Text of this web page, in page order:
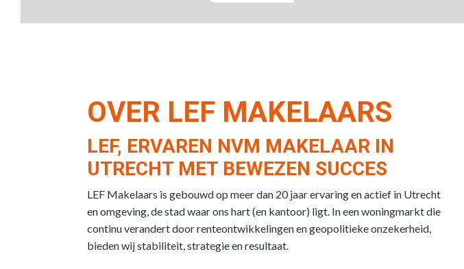
OVER LEF MAKELAARS
LEF, ERVAREN NVM MAKELAAR IN
UTRECHT MET BEWEZEN SUCCES
LEF Makelaars is gebouwd op meer dan 20 jaar ervaring en actief in Utrecht
en omgeving, de stad waar ons hart (en kantoor) ligt. In een woningmarkt die
continu verandert door renteontwikkelingen en geopolitieke onzekerheid,
bieden wij stabiliteit, strategie en resultaat.